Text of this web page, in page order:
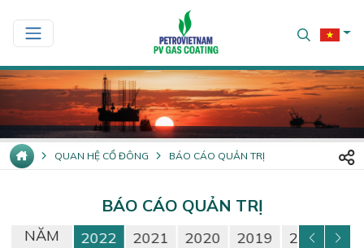
QUAN HỆ CỔ ĐÔNG BÁO CÁO QUẢN TRỊ
BÁO CÁO QUẢN TRỊ
NĂM
2023 2022 2021 2020 2019 2018